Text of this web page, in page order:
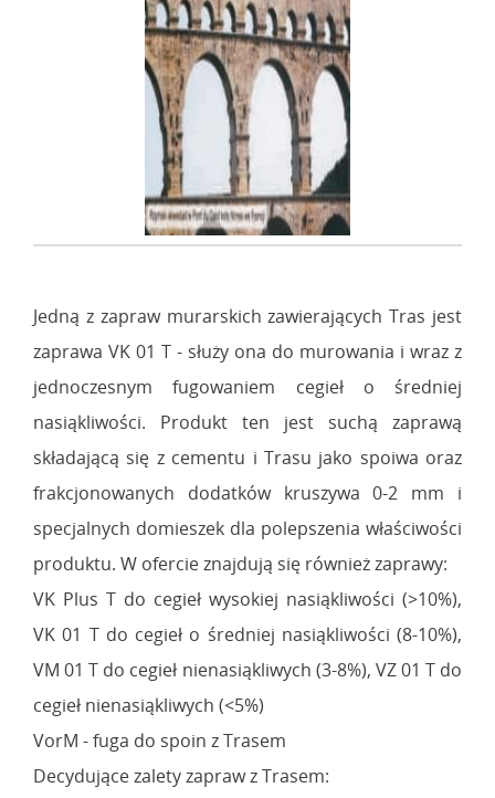
Jedną z zapraw murarskich zawierających Tras jest
zaprawa VK 01 T - służy ona do murowania i wraz z
jednoczesnym fugowaniem cegieł o średniej
nasiąkliwości. Produkt ten jest suchą zaprawą
składającą się z cementu i Trasu jako spoiwa oraz
frakcjonowanych dodatków kruszywa 0-2 mm i
specjalnych domieszek dla polepszenia właściwości
produktu. W ofercie znajdują się również zaprawy:
VK Plus T do cegieł wysokiej nasiąkliwości (>10%),
VK 01 T do cegieł o średniej nasiąkliwości (8-10%),
VM 01 T do cegieł nienasiąkliwych (3-8%), VZ 01 T do
cegieł nienasiąkliwych (<5%)
VorM - fuga do spoin z Trasem
Decydujące zalety zapraw z Trasem: